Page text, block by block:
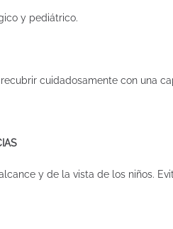
y pediátrico.
recubrir cuidadosamente con una
y de la vista de los niños.